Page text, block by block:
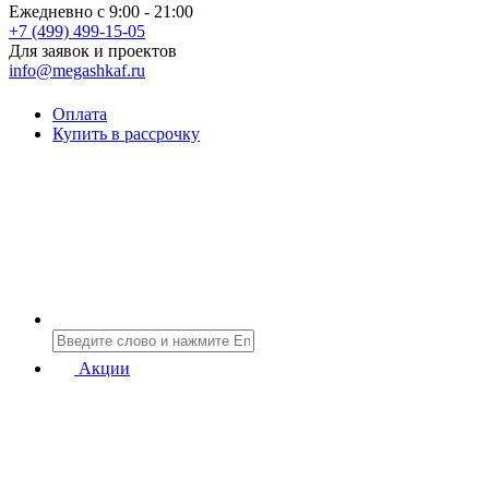
Ежедневно с 9:00 - 21:00
+7 (499) 499-15-05
Для заявок и проектов
info@megashkaf.ru
Оплата
Купить в рассрочку
Акции